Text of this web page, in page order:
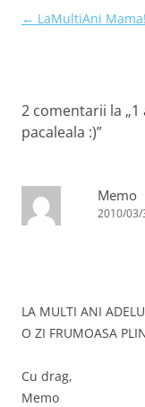
Navigare
← LaMultiAni Mama!
2 comentarii la „1
pacaleala :)”
Memo
2010/03/
LA MULTI ANI
O ZI FRUMOASA
Cu drag,
Memo